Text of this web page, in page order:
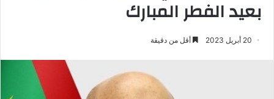
بعيد الفطر المبارك
20 أبريل 2023 أقل من دقيقة